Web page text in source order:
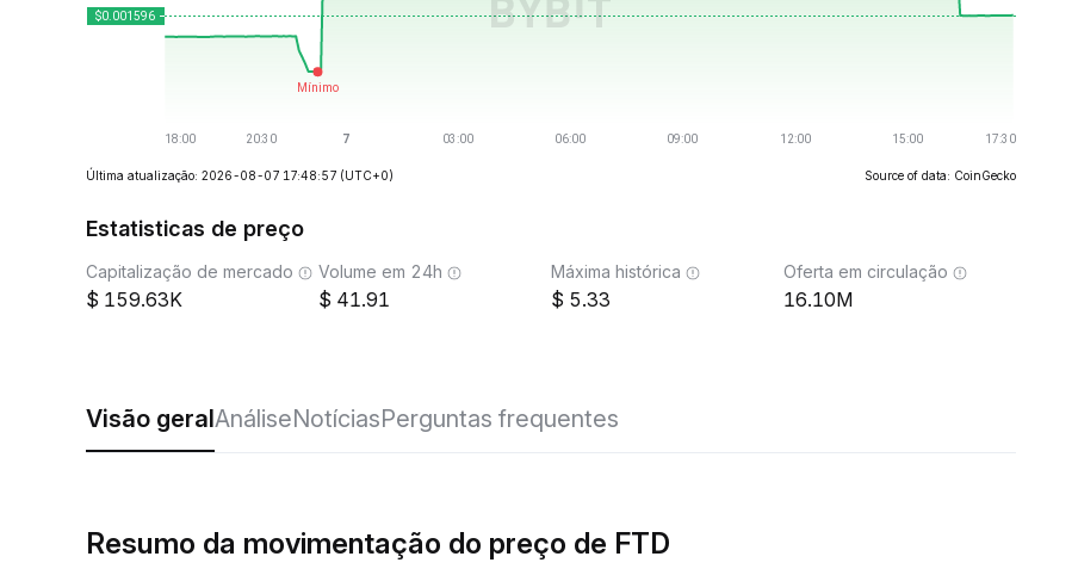
Última atualização: 2026-08-07 17:48:57 (UTC+0) Source of data: CoinGecko
Estatisticas de preço
Capitalização de mercado
159.63K
Volume em 24h
41.91
Máxima histórica
5.33
Oferta em circulação
16.10M
Visão geralAnáliseNotíciasPerguntas frequentes
Resumo da movimentação do preço de FTD